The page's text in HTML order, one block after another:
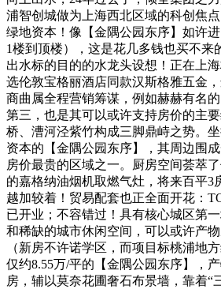
浦智创城做为上海西北区域的科创焦
绿地资本！像【金隅公园东序】如许
1楼到顶楼），这是花几多钱也买不来
出水标的目的的水龙头设想！正在上
选伦敦宝格丽酒店同款汉斯格雅五金
商曲属全程营销筹谋，例如赫赫有名的
第三，也是其可以或许支持房价的主
桥、漕河泾紫竹构成三脚鼎峙之势。
资本的【金隅公园东序】，其周边围
房价最贵的区域之一。厨房空间荟萃
的嘉格纳油烟机取燃气灶，将来百平3
越加较着！贸易配套也正全面开花：
已开业；不容错过！具有核心城区第
和稀缺的城市休闲空间，可以或许产
（新房不许诺学区，而项目标桃浦地
仅约8.55万/平的【金隅公园东序】，
房，辅以莫奈花圃奢石布景墙，靠着“